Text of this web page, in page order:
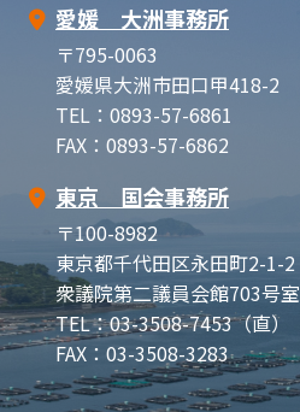
愛媛 大洲事務所
〒795-0063
愛媛県大洲市田口甲418-2
TEL：0893-57-6861
FAX：0893-57-6862
東京 国会事務所
〒100-8982
東京都千代田区永田町2-1-2
衆議院第二議員会館703号室
TEL：03-3508-7453（直）
FAX：03-3508-3283